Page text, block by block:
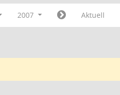
2007 Aktuell